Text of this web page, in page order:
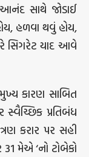
સાથે જોડાઈ
હળવા થવું હોય,
સિગરેટ યાદ આવે
કારણ સાબિત
પ્રતિબંધ
કરાર પર સહી
મેએ ‘નો ટોબેકો